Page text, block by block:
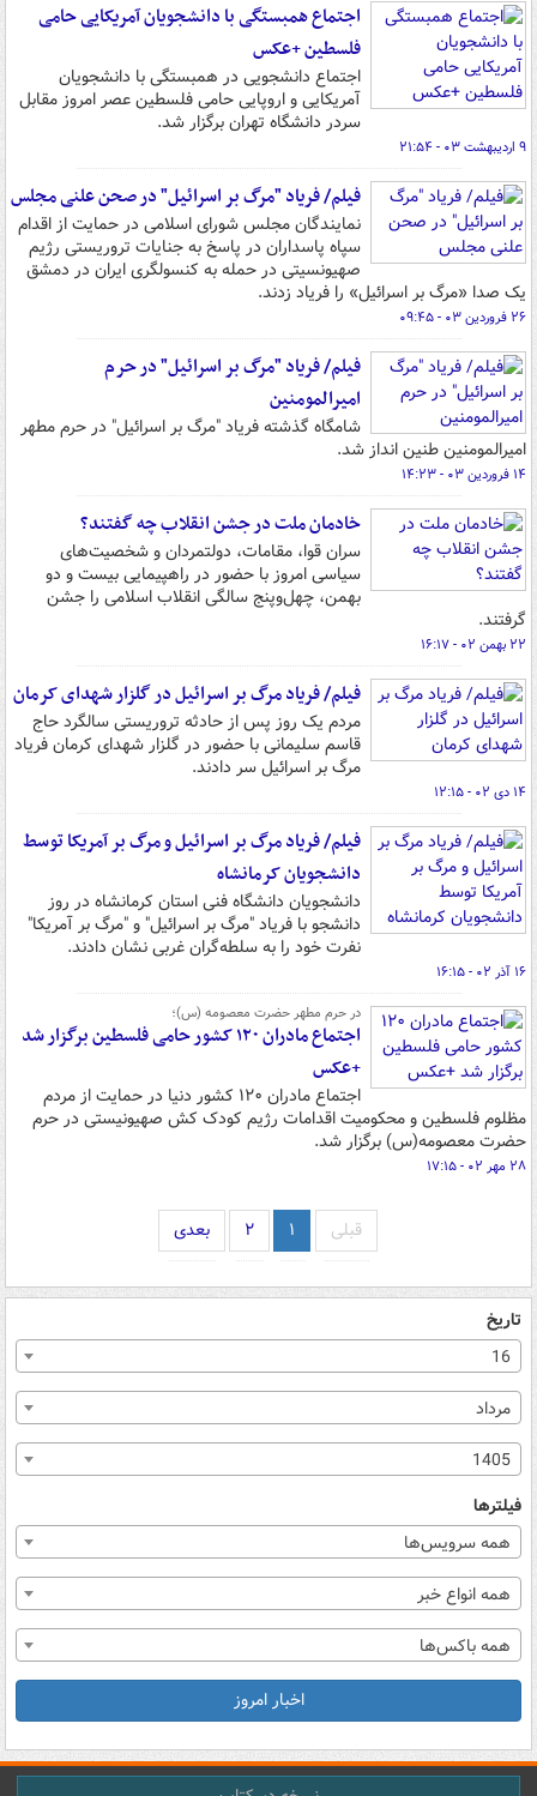
اجتماع همبستگی با دانشجویان آمریکایی حامی
فلسطین +عکس
اجتماع دانشجویی در همبستگی با دانشجویان
آمریکایی و اروپایی حامی فلسطین عصر امروز مقابل
سردر دانشگاه تهران برگزار شد.
۹ اردیبهشت ۰۳ - ۲۱:۵۴
فیلم/ فریاد "مرگ بر اسرائیل" در صحن علنی مجلس
نمایندگان مجلس شورای اسلامی در حمایت از اقدام
سپاه پاسداران در پاسخ به جنایات تروریستی رژیم
صهیونسیتی در حمله به کنسولگری ایران در دمشق
یک صدا «مرگ بر اسرائیل» را فریاد زدند.
۲۶ فروردین ۰۳ - ۰۹:۴۵
فیلم/ فریاد "مرگ بر اسرائیل" در حرم
امیرالمومنین
شامگاه گذشته فریاد "مرگ بر اسرائیل" در حرم مطهر
امیرالمومنین طنین انداز شد.
۱۴ فروردین ۰۳ - ۱۴:۲۳
خادمان ملت در جشن انقلاب چه گفتند؟
سران قوا، مقامات، دولتمردان و شخصیت‌های
سیاسی امروز با حضور در راهپیمایی بیست و دو
بهمن، چهل‌وپنج سالگی انقلاب اسلامی را جشن
گرفتند.
۲۲ بهمن ۰۲ - ۱۶:۱۷
فیلم/ فریاد مرگ بر اسرائیل در گلزار شهدای کرمان
مردم یک روز پس از حادثه تروریستی سالگرد حاج
قاسم سلیمانی با حضور در گلزار شهدای کرمان فریاد
مرگ بر اسرائیل سر دادند.
۱۴ دی ۰۲ - ۱۲:۱۵
فیلم/ فریاد مرگ بر اسرائیل و مرگ بر آمریکا توسط
دانشجویان کرمانشاه
دانشجویان دانشگاه فنی استان کرمانشاه در روز
دانشجو با فریاد "مرگ بر اسرائیل" و "مرگ بر آمریکا"
نفرت خود را به سلطه‌گران غربی نشان دادند.
۱۶ آذر ۰۲ - ۱۶:۱۵
در حرم مطهر حضرت معصومه (س)؛
اجتماع مادران ١٢٠ کشور حامی فلسطین برگزار شد
+عکس
اجتماع مادران ١٢٠ کشور دنیا در حمایت از مردم
مظلوم فلسطین و محکومیت اقدامات رژیم کودک کش صهیونیستی در حرم
حضرت معصومه(س) برگزار شد.
۲۸ مهر ۰۲ - ۱۷:۱۵
قبلی ۱ ۲ بعدی
تاریخ
16
مرداد
1405
فیلترها
همه سرویس‌ها
همه انواع خبر
همه باکس‌ها
اخبار امروز